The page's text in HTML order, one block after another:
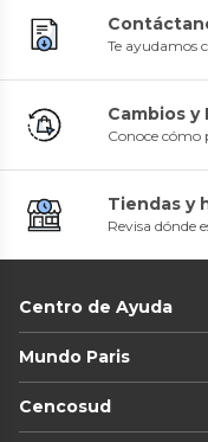
Te ayudamos
Cambios
Conoce cómo
Tiendas y
Revisa dónde
Centro de Ayuda
Mundo Paris
Cencosud